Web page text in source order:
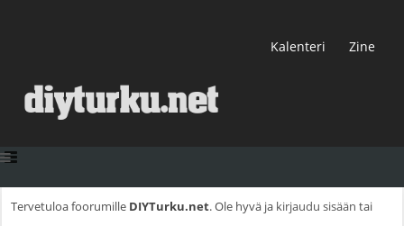
Kalenteri Zine
Tervetuloa foorumille DIYTurku.net. Ole hyvä ja kirjaudu sisään tai